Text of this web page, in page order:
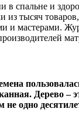
спальне и
из тысяч
и мастерами.
Дерево
одно